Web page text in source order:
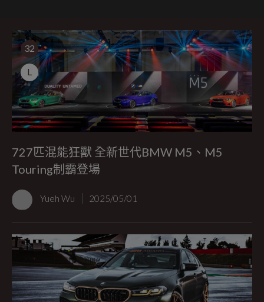
32
L
727匹混能狂獸 全新世代BMW M5、M5
Touring制霸登場
Yueh Wu 2025/05/01